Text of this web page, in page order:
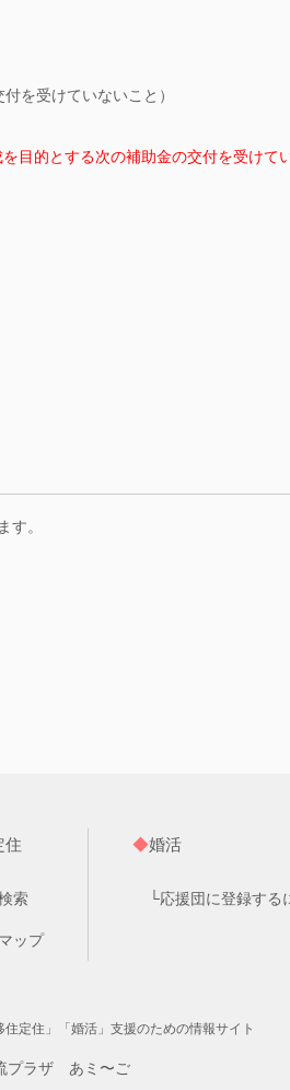
を受けていないこと）
目的とする次の補助金の交付を受けて
す。
住
索
ップ
◆婚活
└応援団に登録する
定住」「婚活」支援のための情報サイト